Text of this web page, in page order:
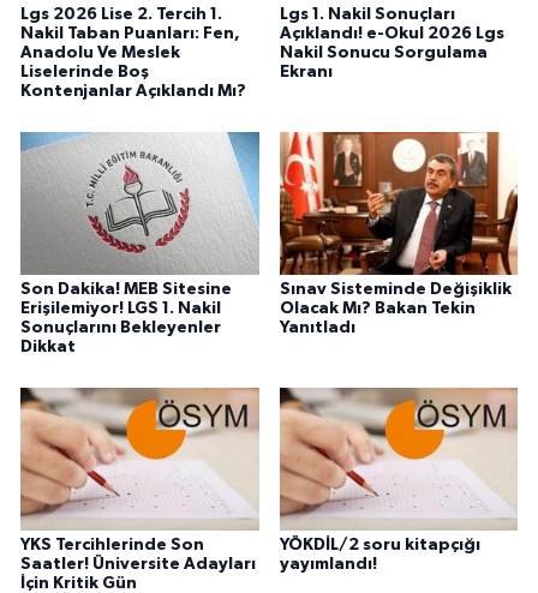
Lgs 2026 Lise 2. Tercih 1.
Nakil Taban Puanları: Fen,
Anadolu Ve Meslek
Liselerinde Boş
Kontenjanlar Açıklandı Mı?
Lgs 1. Nakil Sonuçları
Açıklandı! e-Okul 2026 Lgs
Nakil Sonucu Sorgulama
Ekranı
Son Dakika! MEB Sitesine
Erişilemiyor! LGS 1. Nakil
Sonuçlarını Bekleyenler
Dikkat
Sınav Sisteminde Değişiklik
Olacak Mı? Bakan Tekin
Yanıtladı
YKS Tercihlerinde Son
Saatler! Üniversite Adayları
İçin Kritik Gün
YÖKDİL/2 soru kitapçığı
yayımlandı!